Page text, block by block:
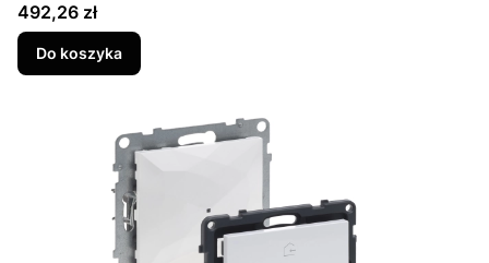
Cena
492,26 zł
Do koszyka